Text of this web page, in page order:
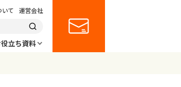
いて 運営会社
立ち資料